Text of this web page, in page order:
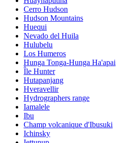
Cerro Hudson
Hudson Mountains
Huequi
Nevado del Huila
Hulubelu
Los Humeros
Hunga Tonga-Hunga Ha'apai
Île Hunter
Hutapanjang
Hveravellir
Hydrographers range
Iamalele
Ibu
Champ volcanique d'Ibusuki
Ichinsky